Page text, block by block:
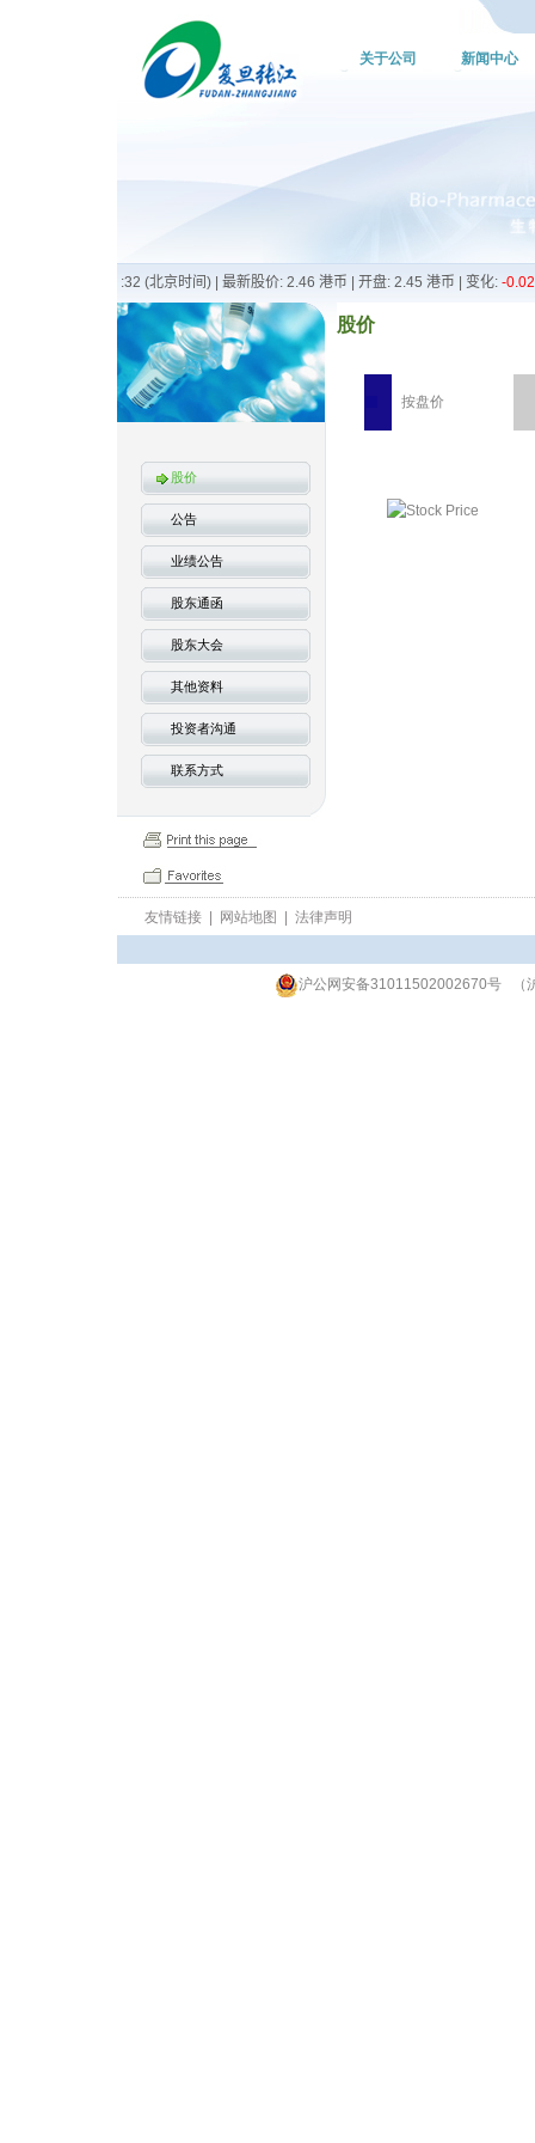
关于公司 新闻中心
股价
公告
业绩公告
股东通函
股东大会
其他资料
投资者沟通
联系方式
股价
按盘价
友情链接| 网站地图 法律声明
沪公网安备31011502002670号 （